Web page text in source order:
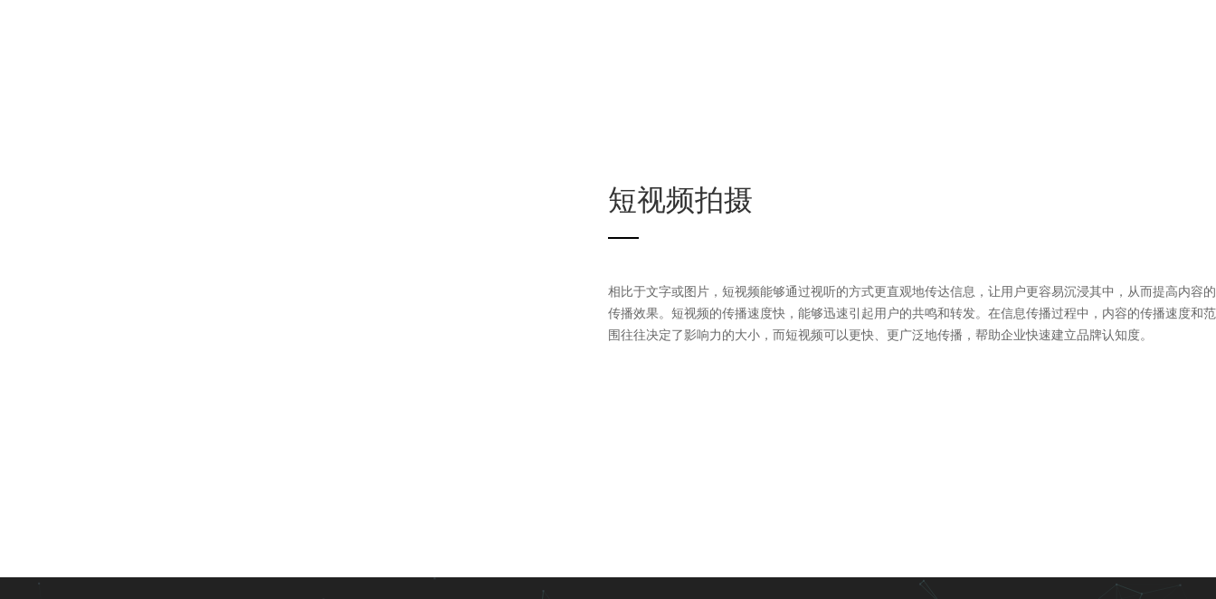
短视频拍摄
相比于文字或图片，短视频能够通过视听的方式更直观地传达信息，让用户更容易沉浸其中，从而提高内容的
传播效果。短视频的传播速度快，能够迅速引起用户的共鸣和转发。在信息传播过程中，内容的传播速度和范
围往往决定了影响力的大小，而短视频可以更快、更广泛地传播，帮助企业快速建立品牌认知度。